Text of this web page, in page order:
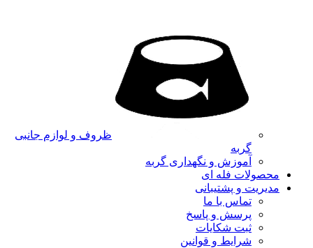
ظروف و لوازم جانبی
گربه
آموزش و نگهداری گربه
محصولات فله ای
مدیریت و پشتیبانی
تماس با ما
پرسش و پاسخ
ثبت شکایات
شرایط و قوانین